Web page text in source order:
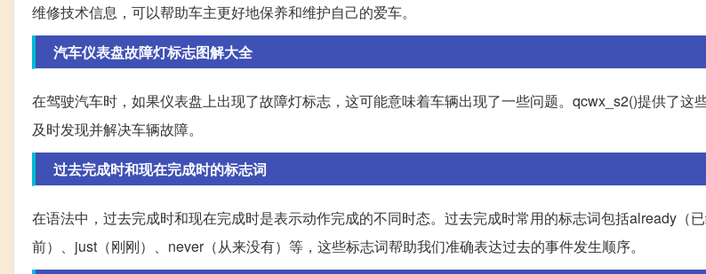
维修技术信息，可以帮助车主更好地保养和维护自己的爱车。
汽车仪表盘故障灯标志图解大全
在驾驶汽车时，如果仪表盘上出现了故障灯标志，这可能意味着车辆出现了一些问题。qcwx_s2()提供了这
及时发现并解决车辆故障。
过去完成时和现在完成时的标志词
在语法中，过去完成时和现在完成时是表示动作完成的不同时态。过去完成时常用的标志词包括already（
前）、just（刚刚）、never（从来没有）等，这些标志词帮助我们准确表达过去的事件发生顺序。